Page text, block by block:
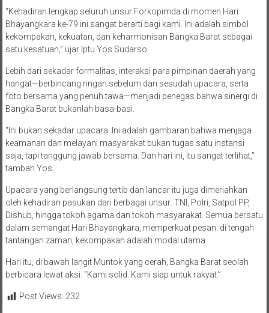
“Kehadiran lengkap seluruh unsur Forkopimda di momen Hari
Bhayangkara ke-79 ini sangat berarti bagi kami. Ini adalah simbol
kekompakan, kekuatan, dan keharmonisan Bangka Barat sebagai
satu kesatuan,” ujar Iptu Yos Sudarso.
Lebih dari sekadar formalitas, interaksi para pimpinan daerah yang
hangat—berbincang ringan sebelum dan sesudah upacara, serta
foto bersama yang penuh tawa—menjadi penegas bahwa sinergi di
Bangka Barat bukanlah basa-basi.
“Ini bukan sekadar upacara. Ini adalah gambaran bahwa menjaga
keamanan dan melayani masyarakat bukan tugas satu instansi
saja, tapi tanggung jawab bersama. Dan hari ini, itu sangat terlihat,”
tambah Yos.
Upacara yang berlangsung tertib dan lancar itu juga dimeriahkan
oleh kehadiran pasukan dari berbagai unsur: TNI, Polri, Satpol PP,
Dishub, hingga tokoh agama dan tokoh masyarakat. Semua bersatu
dalam semangat Hari Bhayangkara, memperkuat pesan: di tengah
tantangan zaman, kekompakan adalah modal utama.
Hari itu, di bawah langit Muntok yang cerah, Bangka Barat seolah
berbicara lewat aksi: “Kami solid. Kami siap untuk rakyat.”
Post Views: 232